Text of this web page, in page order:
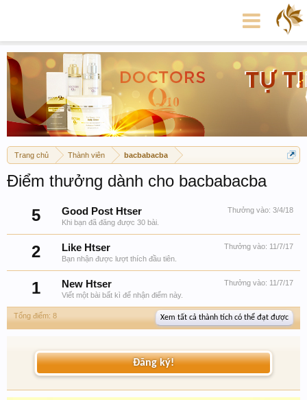
Trang chủ Thành viên bacbabacba
Điểm thưởng dành cho bacbabacba
5
Thưởng vào: 3/4/18
Good Post Htser
Khi bạn đã đăng được 30 bài.
2 Thưởng vào: 11/7/17
Like Htser
Bạn nhận được lượt thích đầu tiên.
1 Thưởng vào: 11/7/17
New Htser
Viết một bài bất kì để nhận điểm này.
Tổng điểm: 8 Xem tất cả thành tích có thể đạt được
Đăng ký!